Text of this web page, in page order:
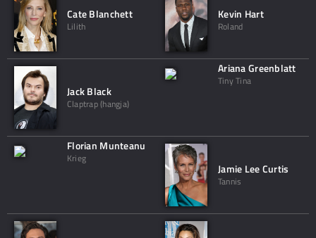
Cate Blanchett
Lilith
Kevin Hart
Roland
Jack Black
Claptrap (hangja)
Ariana Greenblatt
Tiny Tina
Florian Munteanu
Krieg
Jamie Lee Curtis
Tannis